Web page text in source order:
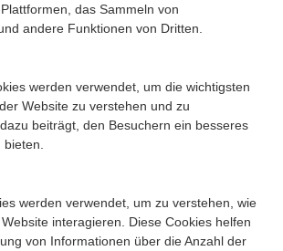
das Sammeln von
andere Funktionen von Dritten.
werden verwendet, um die wichtigsten
Website zu verstehen und zu
beiträgt, den Besuchern ein besseres
werden verwendet, um zu verstehen, wie
interagieren. Diese Cookies helfen
von Informationen über die Anzahl der